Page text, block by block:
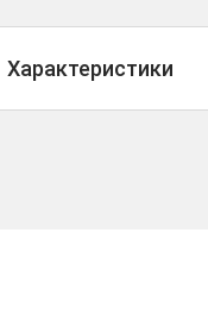
Характеристики